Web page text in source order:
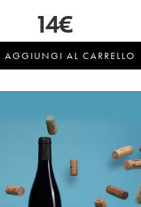
14€
AGGIUNGI AL CARRELLO